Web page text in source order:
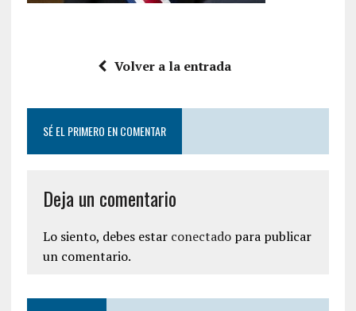
Volver a la entrada
SÉ EL PRIMERO EN COMENTAR
Deja un comentario
Lo siento, debes estar conectadopara publicar
un comentario.